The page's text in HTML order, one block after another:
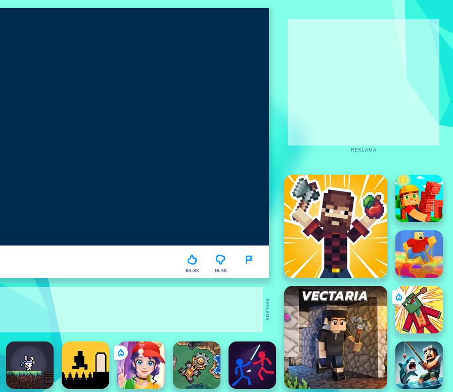
64.3K 16.4K
REKLAMA
REKLAMA